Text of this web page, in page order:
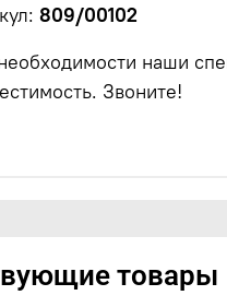
809/00102
наши
Звоните!
товары